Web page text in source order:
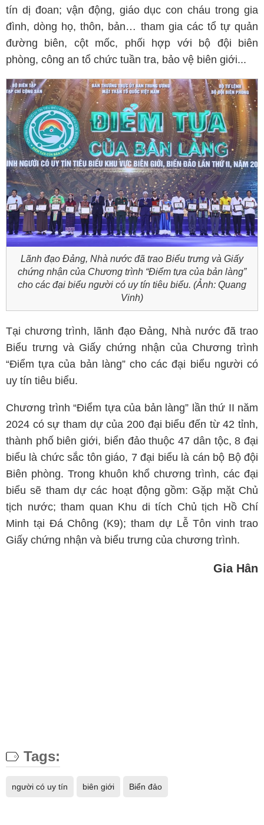
tín dị đoan; vận động, giáo dục con cháu trong gia
đình, dòng họ, thôn, bản… tham gia các tổ tự quản
đường biên, cột mốc, phối hợp với bộ đội biên
phòng, công an tổ chức tuần tra, bảo vệ biên giới...
Lãnh đạo Đảng, Nhà nước đã trao Biểu trưng và Giấy
chứng nhận của Chương trình “Điểm tựa của bản làng”
cho các đại biểu người có uy tín tiêu biểu. (Ảnh: Quang
Vinh)
Tại chương trình, lãnh đạo Đảng, Nhà nước đã trao
Biểu trưng và Giấy chứng nhận của Chương trình
“Điểm tựa của bản làng” cho các đại biểu người có
uy tín tiêu biểu.
Chương trình “Điểm tựa của bản làng” lần thứ II năm
2024 có sự tham dự của 200 đại biểu đến từ 42 tỉnh,
thành phố biên giới, biển đảo thuộc 47 dân tộc, 8 đại
biểu là chức sắc tôn giáo, 7 đại biểu là cán bộ Bộ đội
Biên phòng. Trong khuôn khổ chương trình, các đại
biểu sẽ tham dự các hoạt động gồm: Gặp mặt Chủ
tịch nước; tham quan Khu di tích Chủ tịch Hồ Chí
Minh tại Đá Chông (K9); tham dự Lễ Tôn vinh trao
Giấy chứng nhận và biểu trưng của chương trình.
Gia Hân
Tags:
người có uy tín biên giới Biển đảo